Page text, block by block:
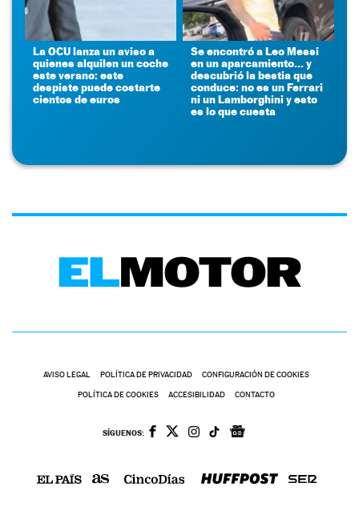
La OCU lanza un aviso a
quienes alquilen un coche
este verano: este
despiste puede costarte
cientos de euros
Se encontró a Leo Messi
en un aparcamiento... y
descubrió la bestia que
conduce: no es un Ferrari
ni un Lamborghini y esto
es lo que cuesta
AVISO LEGAL POLÍTICA DE PRIVACIDAD CONFIGURACIÓN DE COOKIES
POLÍTICA DE COOKIES ACCESIBILIDAD CONTACTO
SÍGUENOS: